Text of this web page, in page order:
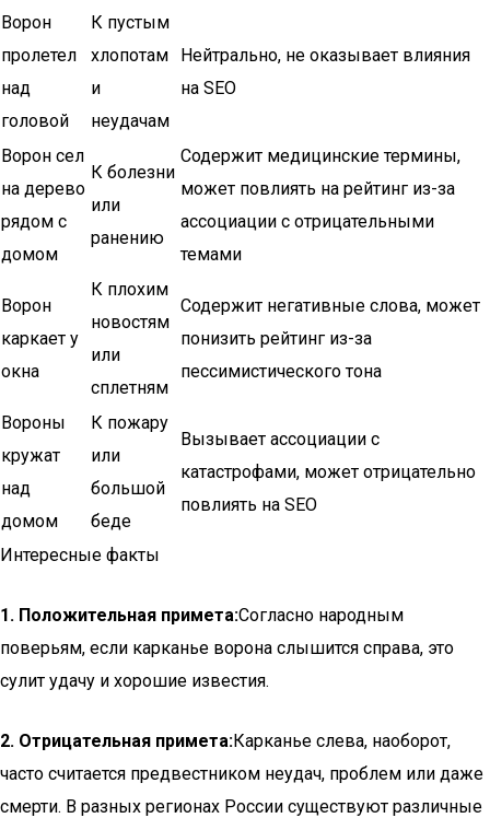
Ворон
пролетел
над
головой
К пустым
хлопотам
и
неудачам
Нейтрально, не оказывает влияния
на SEO
Ворон сел
на дерево
рядом с
домом
К болезни
или
ранению
Содержит медицинские термины,
может повлиять на рейтинг из-за
ассоциации с отрицательными
темами
Ворон
каркает у
окна
К плохим
новостям
или
сплетням
Содержит негативные слова, может
понизить рейтинг из-за
пессимистического тона
Вороны
кружат
над
домом
К пожару
или
большой
беде
Вызывает ассоциации с
катастрофами, может отрицательно
повлиять на SEO
Интересные факты
1. Положительная примета:Согласно народным
поверьям, если карканье ворона слышится справа, это
сулит удачу и хорошие известия.
2. Отрицательная примета:Карканье слева, наоборот,
часто считается предвестником неудач, проблем или даже
смерти. В разных регионах России существуют различные